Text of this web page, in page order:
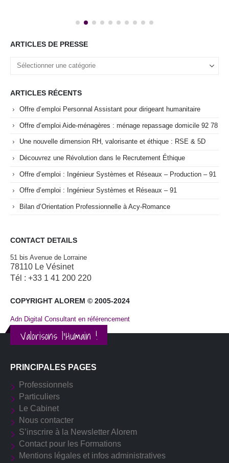
ARTICLES DE PRESSE
ARTICLES RÉCENTS
Offre d’emploi Personnal Assistant pour dirigeant humanitaire
Offre d’emploi Aide-ménagères : ménage repassage domicile 92 78
Une nouvelle dimension RH, valorisante et éthique : RSE & 5D
Découvrez une Révolution dans le Recrutement Éthique
Offre d’emploi : Ingénieur Systèmes et Réseaux – Production – 91
Offre d’emploi : Ingénieur Systèmes et Réseaux – 91
Bilan d’Orientation Professionnelle à Acy-Romance
CONTACT DETAILS
51 bis Avenue de Lorraine
78110 Le Vésinet
Tél : +33 1 41 200 220
COPYRIGHT ALOREM © 2005-2024
Adn Digital Consultant en référencement
Valorisons l'Humain !
PRINCIPALES PAGES
Professionnels
Particuliers
Le Cabinet
Nous contacter
S’inscrire à la Newsletter Alorem
Contact pour les Formations
Mentions légales et infos administratives